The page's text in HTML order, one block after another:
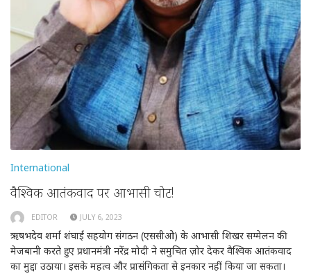
International
वैश्विक आतंकवाद पर आभासी चोट!
EDITOR JULY 6, 2023
ऋषभदेव शर्मा शंघाई सहयोग संगठन (एससीओ) के आभासी शिखर सम्मेलन की
मेजबानी करते हुए प्रधानमंत्री नरेंद्र मोदी ने समुचित ज़ोर देकर वैश्विक आतंकवाद
का मुद्दा उठाया। इसके महत्व और प्रासंगिकता से इनकार नहीं किया जा सकता।